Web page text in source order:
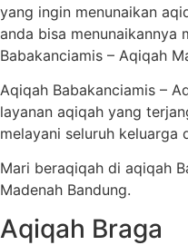
yang ingin menunaikan
anda bisa menunaikannya
Babakanciamis – Aqiqah
Aqiqah Babakanciamis –
layanan aqiqah yang
melayani seluruh keluarga
Mari beraqiqah di aqiqah
Madenah Bandung.
Aqiqah Braga